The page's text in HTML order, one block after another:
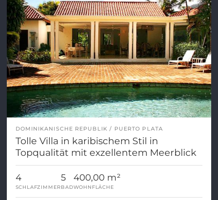
DOMINIKANISCHE REPUBLIK PUERTO PLATA
Tolle Villa in karibischem Stil in
Topqualität mit exzellentem Meerblick
4
SCHLAFZIMMER
5
BAD
400,00 m²
WOHNFLÄCHE